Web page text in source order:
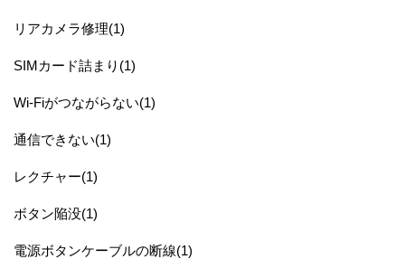
リアカメラ修理(1)
SIMカード詰まり(1)
Wi-Fiがつながらない(1)
通信できない(1)
レクチャー(1)
ボタン陥没(1)
電源ボタンケーブルの断線(1)